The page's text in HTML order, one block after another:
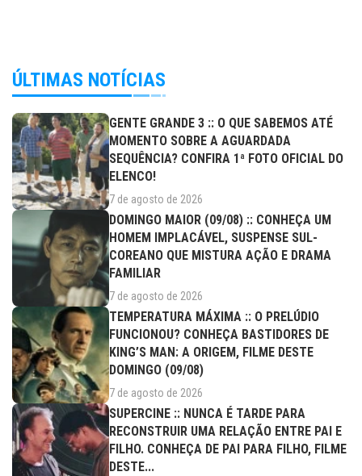
ÚLTIMAS NOTÍCIAS
GENTE GRANDE 3 :: O QUE SABEMOS ATÉ
MOMENTO SOBRE A AGUARDADA
SEQUÊNCIA? CONFIRA 1ª FOTO OFICIAL DO
ELENCO!
7 de agosto de 2026
DOMINGO MAIOR (09/08) :: CONHEÇA UM
HOMEM IMPLACÁVEL, SUSPENSE SUL-
COREANO QUE MISTURA AÇÃO E DRAMA
FAMILIAR
7 de agosto de 2026
TEMPERATURA MÁXIMA :: O PRELÚDIO
FUNCIONOU? CONHEÇA BASTIDORES DE
KING’S MAN: A ORIGEM, FILME DESTE
DOMINGO (09/08)
7 de agosto de 2026
SUPERCINE :: NUNCA É TARDE PARA
RECONSTRUIR UMA RELAÇÃO ENTRE PAI E
FILHO. CONHEÇA DE PAI PARA FILHO, FILME
DESTE...